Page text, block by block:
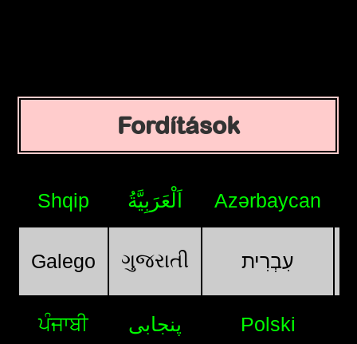
Fordítások
Shqip اَلْعَرَبِيَّةُ Azərbaycan
Galego ગુજરાતી עִבְרִית
ਪੰਜਾਬੀ پنجابی Polski